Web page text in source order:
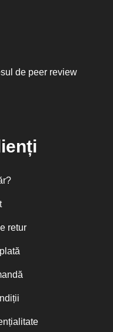
de peer review
retur